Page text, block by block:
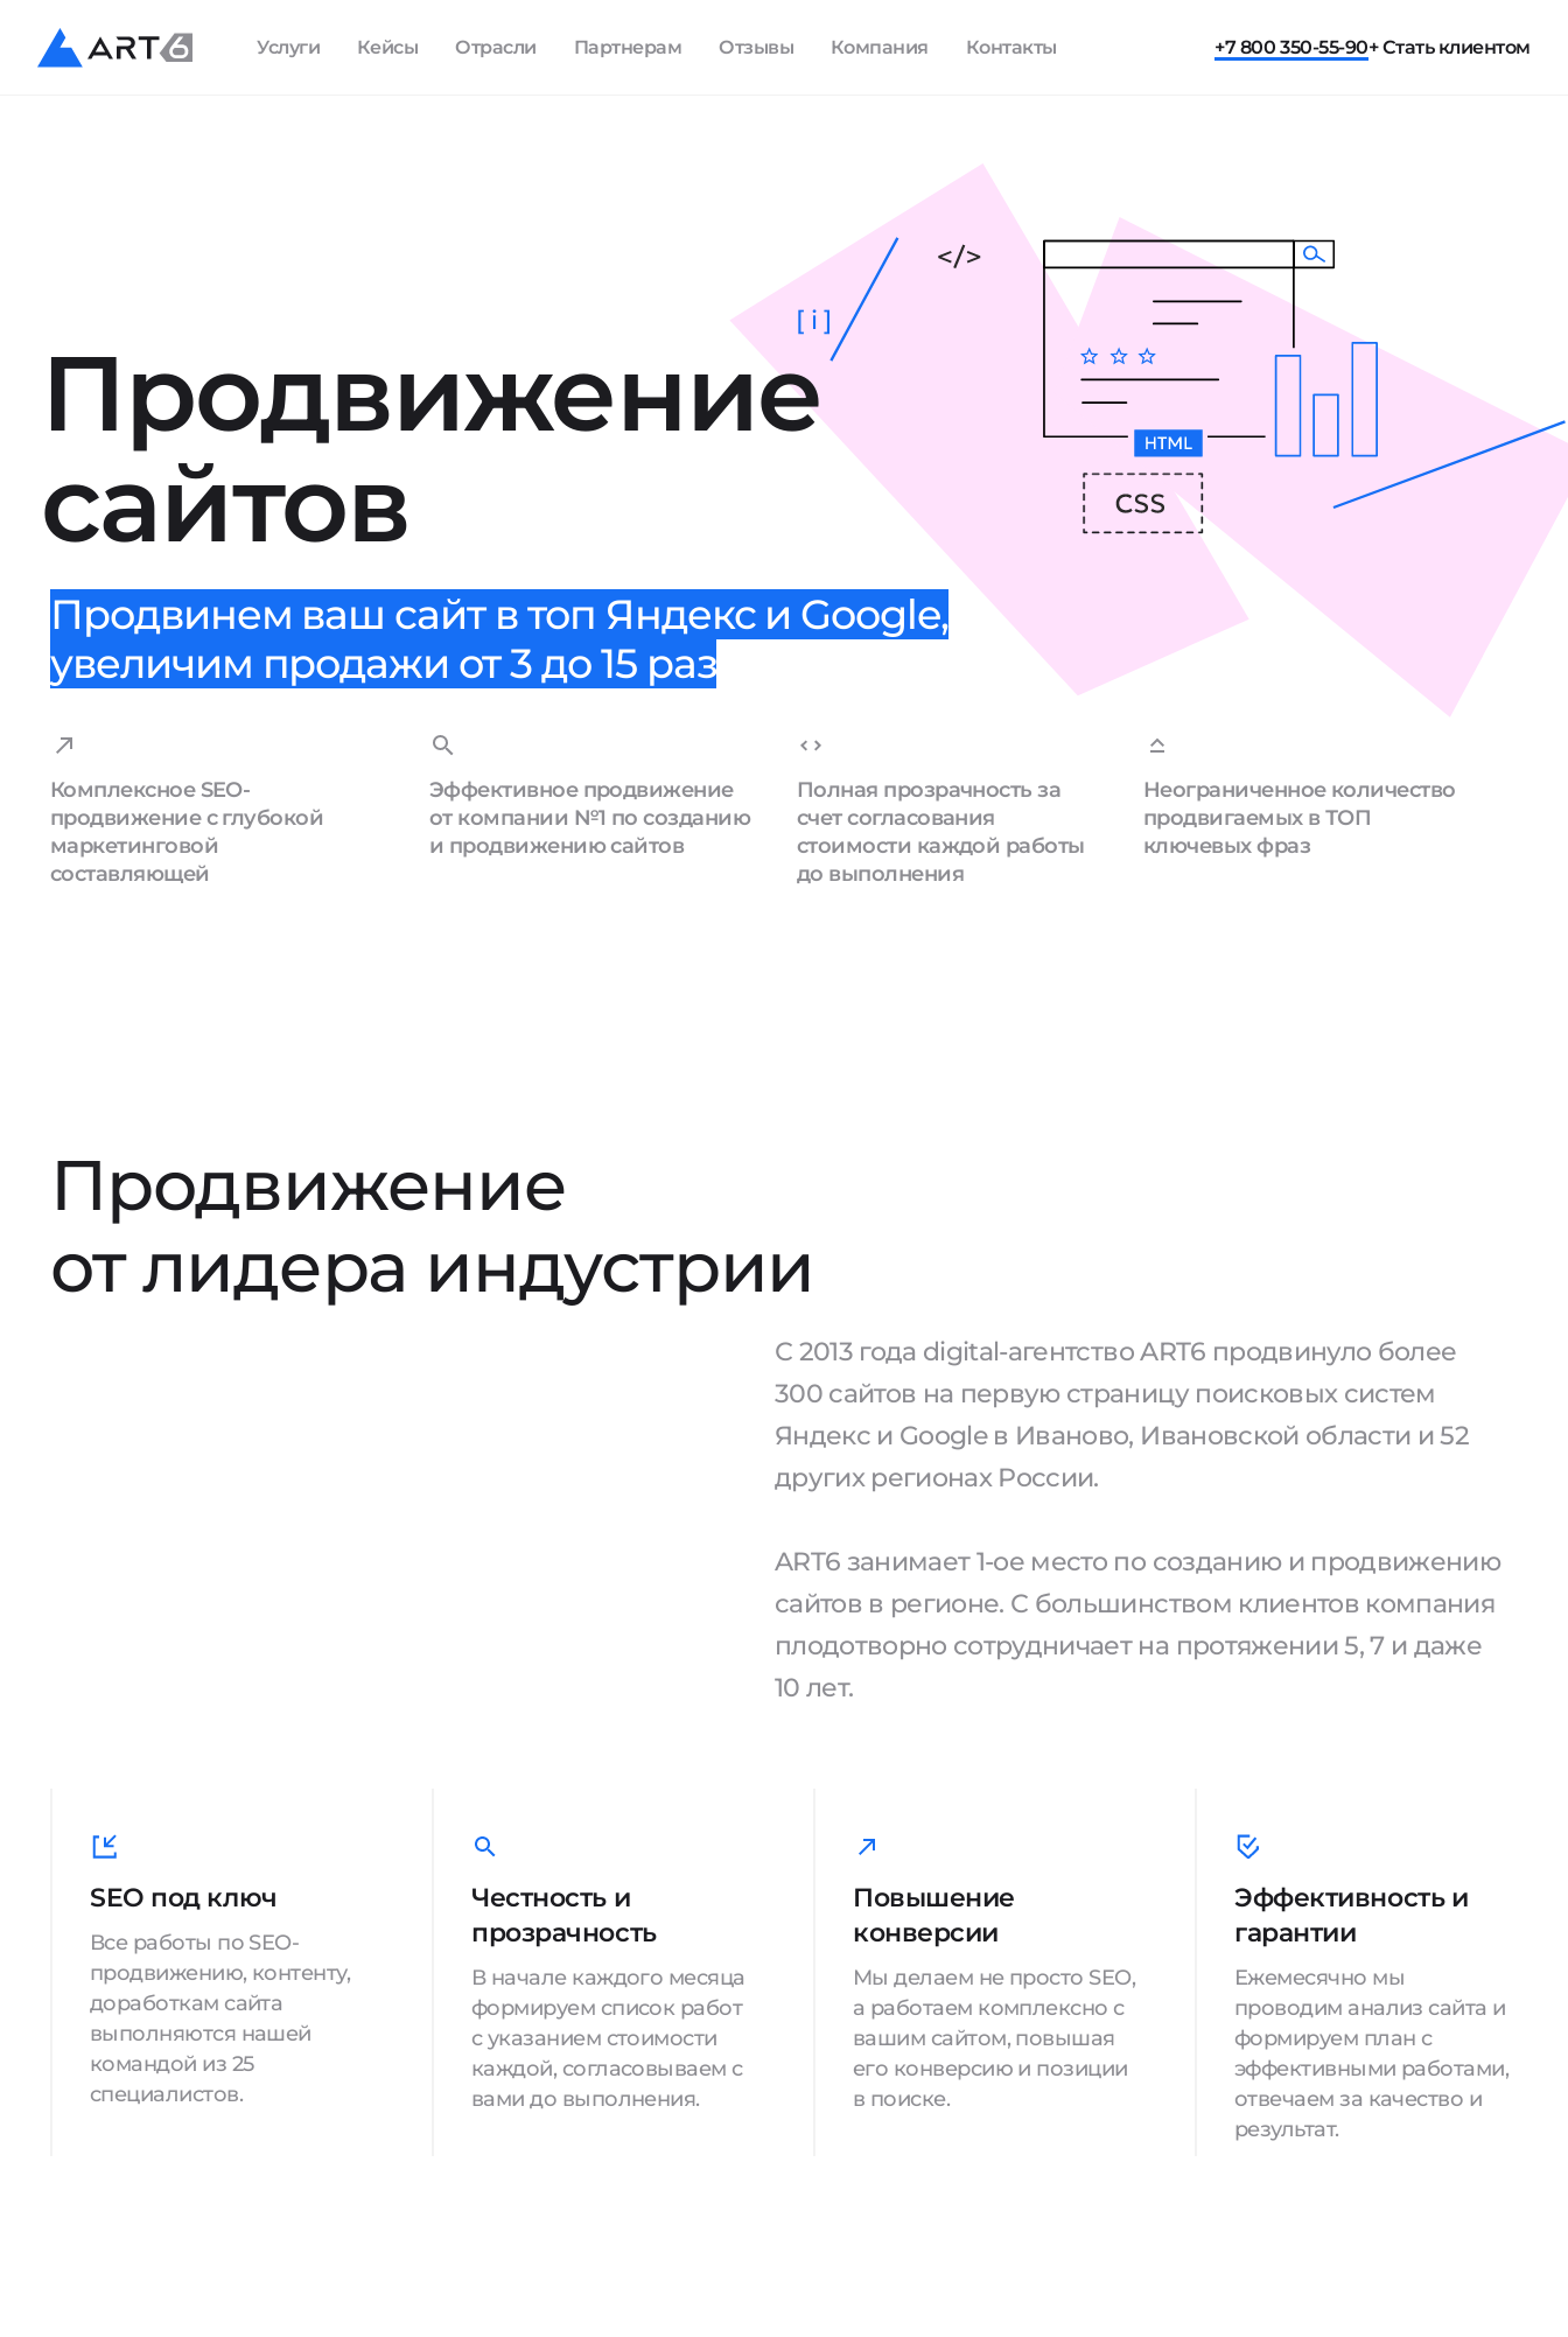
Услуги Кейсы Отрасли Партнерам Отзывы Компания Контакты +7 800 350-55-90+ Стать клиентом
Продвижение
сайтов
[ i ]
Продвинем ваш сайт в топ Яндекс и Google,
увеличим продажи от 3 до 15 раз
Комплексное SEO-
продвижение с глубокой
маркетинговой
составляющей
Эффективное продвижение
от компании №1 по созданию
и продвижению сайтов
Полная прозрачность за
счет согласования
стоимости каждой работы
до выполнения
Неограниченное количество
продвигаемых в ТОП
ключевых фраз
Продвижение
от лидера индустрии
С 2013 года digital-агентство ART6 продвинуло более
300 сайтов на первую страницу поисковых систем
Яндекс и Google в Иваново, Ивановской области и 52
других регионах России.
ART6 занимает 1-ое место по созданию и продвижению
сайтов в регионе. С большинством клиентов компания
плодотворно сотрудничает на протяжении 5, 7 и даже
10 лет.
SEO под ключ
Все работы по SEO-
продвижению, контенту,
доработкам сайта
выполняются нашей
командой из 25
специалистов.
Честность и
прозрачность
В начале каждого месяца
формируем список работ
с указанием стоимости
каждой, согласовываем с
вами до выполнения.
Повышение
конверсии
Мы делаем не просто SEO,
а работаем комплексно с
вашим сайтом, повышая
его конверсию и позиции
в поиске.
Эффективность и
гарантии
Ежемесячно мы
проводим анализ сайта и
формируем план с
эффективными работами,
отвечаем за качество и
результат.